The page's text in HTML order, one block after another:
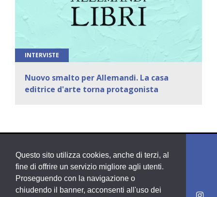
Questo sito utilizza cookies, anche di terzi, al
fine di offrire un servizio migliore agli utenti.
Proseguendo con la navigazione o
chiudendo il banner, acconsenti all'uso dei
INTERVISTE
Nuovo smalto per Allemandi. La casa
editrice d'arte torna protagonista